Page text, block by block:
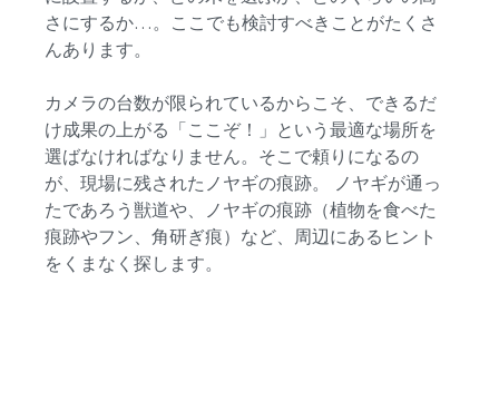
さにするか…。ここでも検討すべきことがたくさ
んあります。
カメラの台数が限られているからこそ、できるだ
け成果の上がる「ここぞ！」という最適な場所を
選ばなければなりません。そこで頼りになるの
が、現場に残されたノヤギの痕跡。 ノヤギが通っ
たであろう獣道や、ノヤギの痕跡（植物を食べた
痕跡やフン、角研ぎ痕）など、周辺にあるヒント
をくまなく探します。